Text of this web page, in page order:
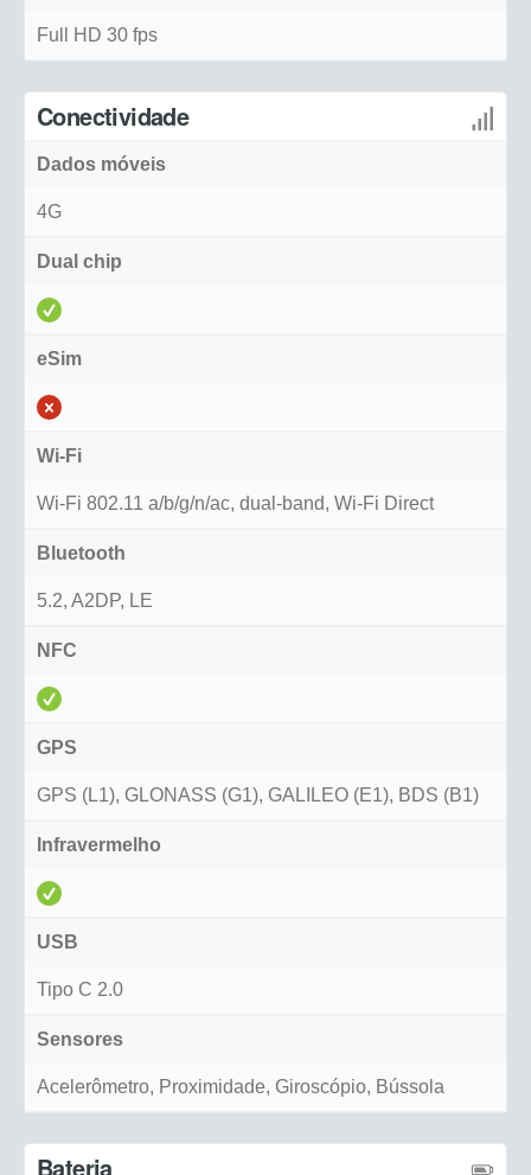
Full HD 30 fps
Conectividade
Dados móveis
4G
Dual chip
eSim
Wi-Fi
Wi-Fi 802.11 a/b/g/n/ac, dual-band, Wi-Fi Direct
Bluetooth
5.2, A2DP, LE
NFC
GPS
GPS (L1), GLONASS (G1), GALILEO (E1), BDS (B1)
Infravermelho
USB
Tipo C 2.0
Sensores
Acelerômetro, Proximidade, Giroscópio, Bússola
Bateria